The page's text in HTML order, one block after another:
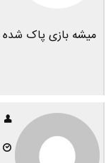
میشه بازی پاک شده xbox 360 رو هم دوباره آورد؟